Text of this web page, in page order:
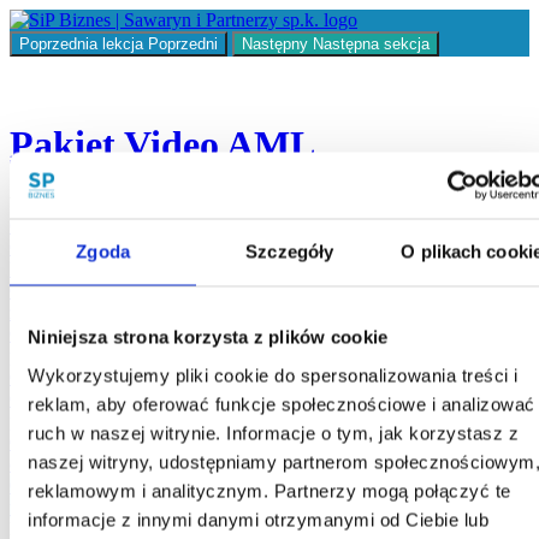
Zgoda Szczegóły O plikach
Niniejsza strona korzysta z plików cookie
Wykorzystujemy pliki cookie do spersonalizowania treści i
reklam, aby oferować funkcje społecznościowe i analizować
ruch w naszej witrynie. Informacje o tym, jak korzystasz z
naszej witryny, udostępniamy partnerom społecznościowym,
reklamowym i analitycznym. Partnerzy mogą połączyć te
informacje z innymi danymi otrzymanymi od Ciebie lub
Return
to
kurs:
Poprzednia lekcjaPoprzedni Następny Następna sekcja
Pakiet Video AML
Video
Odcinek 1 - Jak przeprowadzić ocenę ryzyka dla potencjalnego
klienta w firmie?
Odcinek 2 - Jakie są kryteria oceny ryzyka klienta i jak je
Odcinek 3 - Jak zastosować Środki Bezpieczeństwa Finansowego i
Customer)
Odcinek 4 - Środki Bezpieczeństwa Finansowego i sposób ich
przeprowadzenia
Odcinek 5 - Czym są transakcje podejrzane i jakie się wiążą z nimi
obowiązki?
Odcinek 6 - Czym są transakcje ponadprogowe oraz zgłaszanie
transakcji do GIIF.
Materiały